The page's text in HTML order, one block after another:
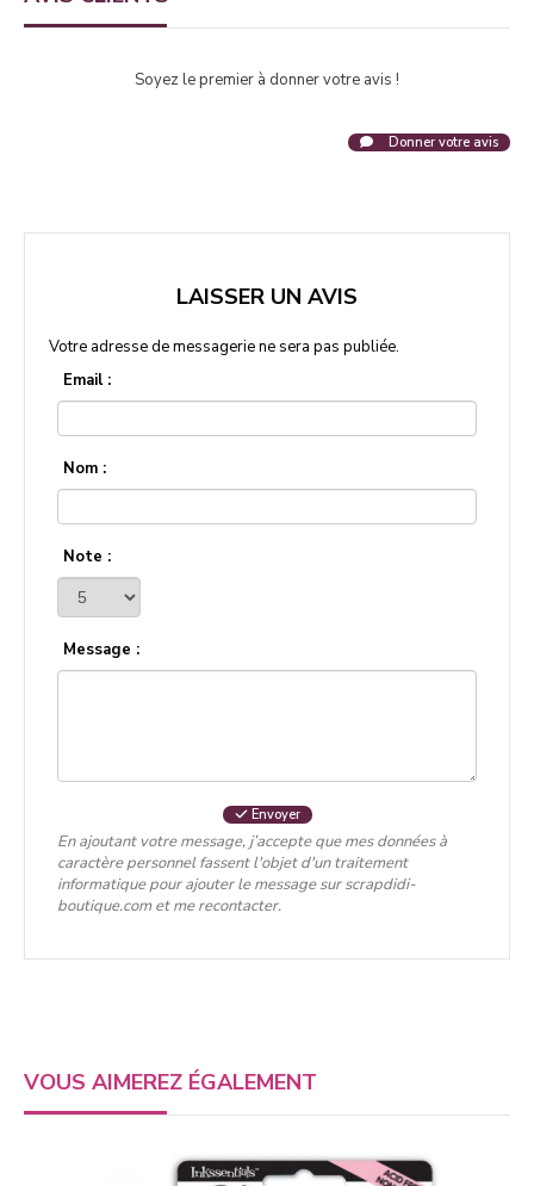
Soyez le premier à donner votre avis !
Donner votre avis
LAISSER UN AVIS
Votre adresse de messagerie ne sera pas publiée.
Email :
Nom :
Note :
Message :
Envoyer
En ajoutant votre message, j’accepte que mes données à
caractère personnel fassent l'objet d'un traitement
informatique pour ajouter le message sur scrapdidi-
boutique.com et me recontacter.
VOUS AIMEREZ ÉGALEMENT